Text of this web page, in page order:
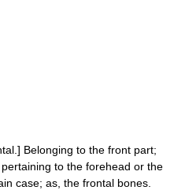
Belonging to the front part;
to the forehead or the
case; as, the frontal bones.